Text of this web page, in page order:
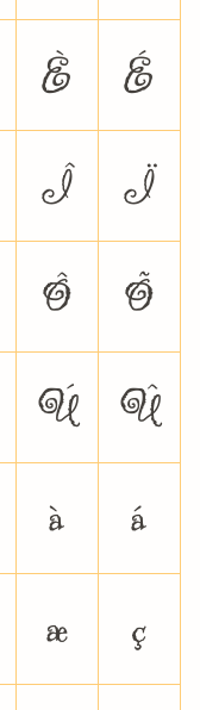
È
É
Î
Ï
Ô
Õ
Ú
Û
à
á
æ
ç